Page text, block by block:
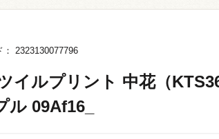
： 2323130077796
イルプリント 中花（
ル 09Af16_